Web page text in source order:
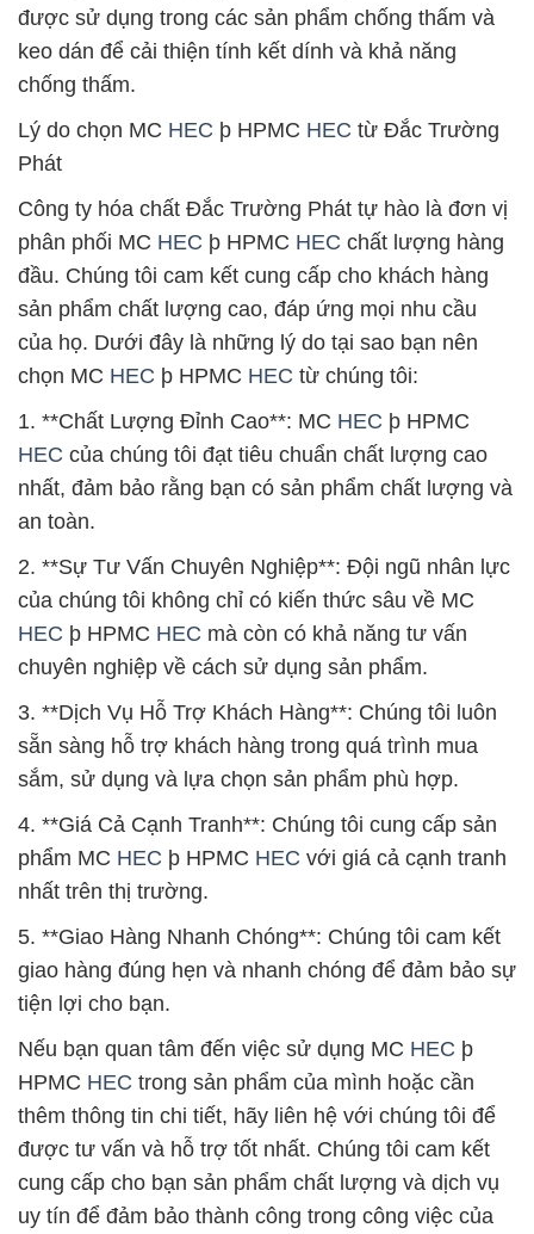
được sử dụng trong các sản phẩm chống thấm và
keo dán để cải thiện tính kết dính và khả năng
chống thấm.
Lý do chọn MC HEC þ HPMC HEC từ Đắc Trường
Phát
Công ty hóa chất Đắc Trường Phát tự hào là đơn vị
phân phối MC HEC þ HPMC HEC chất lượng hàng
đầu. Chúng tôi cam kết cung cấp cho khách hàng
sản phẩm chất lượng cao, đáp ứng mọi nhu cầu
của họ. Dưới đây là những lý do tại sao bạn nên
chọn MC HEC þ HPMC HEC từ chúng tôi:
1. **Chất Lượng Đỉnh Cao**: MC HEC þ HPMC
HEC của chúng tôi đạt tiêu chuẩn chất lượng cao
nhất, đảm bảo rằng bạn có sản phẩm chất lượng và
an toàn.
2. **Sự Tư Vấn Chuyên Nghiệp**: Đội ngũ nhân lực
của chúng tôi không chỉ có kiến thức sâu về MC
HEC þ HPMC HEC mà còn có khả năng tư vấn
chuyên nghiệp về cách sử dụng sản phẩm.
3. **Dịch Vụ Hỗ Trợ Khách Hàng**: Chúng tôi luôn
sẵn sàng hỗ trợ khách hàng trong quá trình mua
sắm, sử dụng và lựa chọn sản phẩm phù hợp.
4. **Giá Cả Cạnh Tranh**: Chúng tôi cung cấp sản
phẩm MC HEC þ HPMC HEC với giá cả cạnh tranh
nhất trên thị trường.
5. **Giao Hàng Nhanh Chóng**: Chúng tôi cam kết
giao hàng đúng hẹn và nhanh chóng để đảm bảo sự
tiện lợi cho bạn.
Nếu bạn quan tâm đến việc sử dụng MC HEC þ
HPMC HEC trong sản phẩm của mình hoặc cần
thêm thông tin chi tiết, hãy liên hệ với chúng tôi để
được tư vấn và hỗ trợ tốt nhất. Chúng tôi cam kết
cung cấp cho bạn sản phẩm chất lượng và dịch vụ
uy tín để đảm bảo thành công trong công việc của